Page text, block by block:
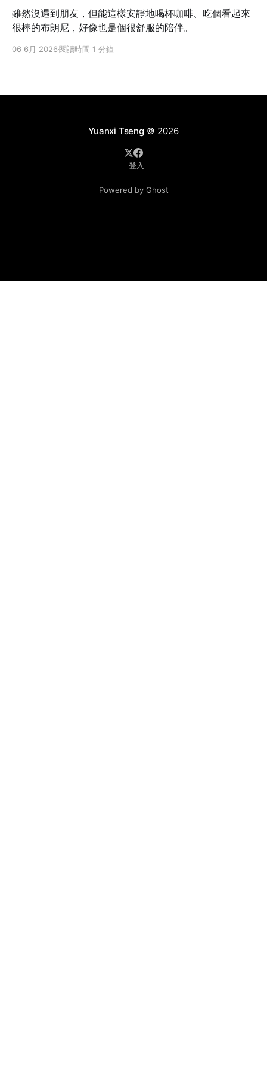
雖然沒遇到朋友，但能這樣安靜地喝杯咖啡、吃個看起來
很棒的布朗尼，好像也是個很舒服的陪伴。
06 6月 2026閱讀時間 1 分鐘
Yuanxi Tseng© 2026
登入
Powered by Ghost